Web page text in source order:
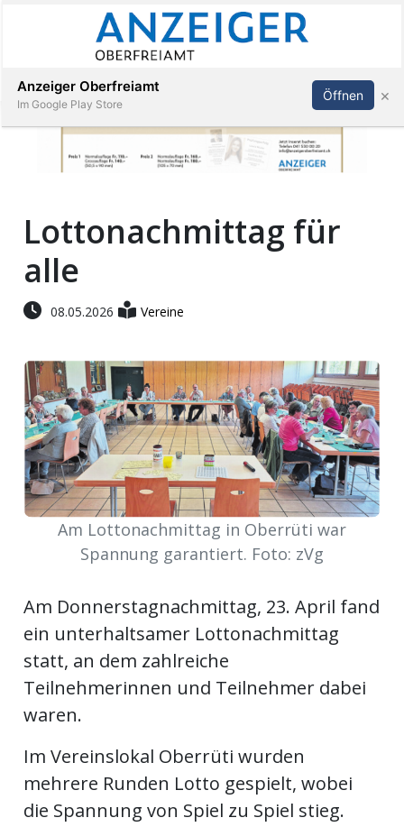
Veranstaltungen
Stellen
App
Auw:
Mitteilungen
Abonnieren Anmelden
Lottonachmittag für
alle
08.05.2026 Vereine
Am Lottonachmittag in Oberrüti war
Spannung garantiert. Foto: zVg
Am Donnerstagnachmittag, 23. April fand
ein unterhaltsamer Lottonachmittag
statt, an dem zahlreiche
Teilnehmerinnen und Teilnehmer dabei
waren.
Im Vereinslokal Oberrüti wurden
mehrere Runden Lotto gespielt, wobei
die Spannung von Spiel zu Spiel stieg.
Anzeiger Oberfreiamt
Im Google Play Store
Öffnen ×